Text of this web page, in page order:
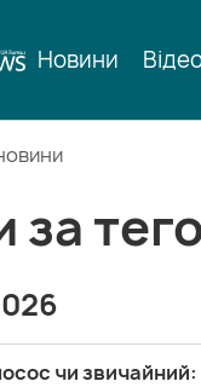
Новини
за
чи